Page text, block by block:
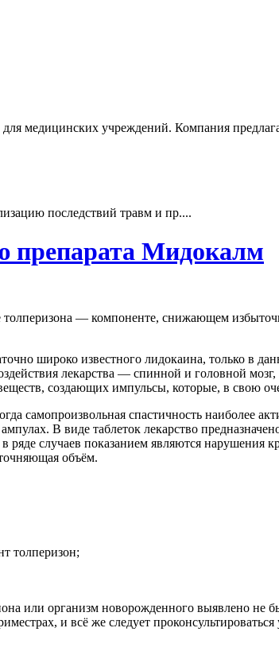
медицинских учреждений. Компания
последствий травм и пр....
препарата Мидокалм
— компоненте, снижающем
широко известного лидокаина, только в
лекарства — спинной и головной
создающих импульсы, которые, в свою
самопроизвольная спастичность наиболее
В виде таблеток лекарство
ряде случаев показанием являются нарушения
объём.
толперизон;
или организм новорожденного выявлено не
и всё же следует